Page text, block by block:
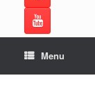
Menu